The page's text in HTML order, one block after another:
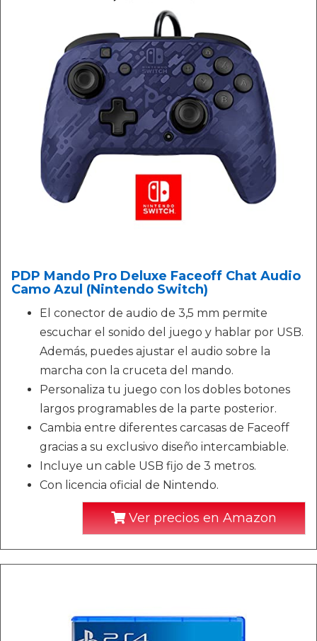
PDP Mando Pro Deluxe Faceoff Chat Audio
Camo Azul (Nintendo Switch)
El conector de audio de 3,5 mm permite
escuchar el sonido del juego y hablar por USB.
Además, puedes ajustar el audio sobre la
marcha con la cruceta del mando.
Personaliza tu juego con los dobles botones
largos programables de la parte posterior.
Cambia entre diferentes carcasas de Faceoff
gracias a su exclusivo diseño intercambiable.
Incluye un cable USB fijo de 3 metros.
Con licencia oficial de Nintendo.
Ver precios en Amazon